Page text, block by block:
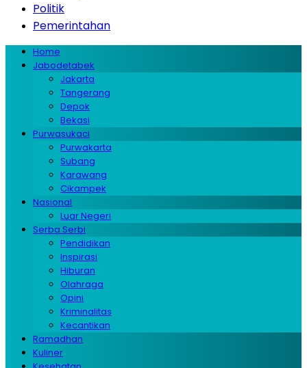
Politik
Pemerintahan
Home
Jabodetabek
Jakarta
Tangerang
Depok
Bekasi
Purwasukaci
Purwakarta
Subang
Karawang
Cikampek
Nasional
Luar Negeri
Serba Serbi
Pendidikan
Inspirasi
Hiburan
Olahraga
Opini
Kriminalitas
Kecantikan
Ramadhan
Kuliner